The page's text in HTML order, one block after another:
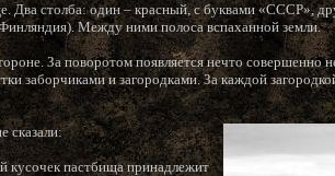
Два столба: один – красный, с буквами «СССР»,
Между ними полоса вспаханной земли.
За поворотом появляется нечто совершенно
заборчиками и загородками. За каждой
сказали:
кусочек пастбища принадлежит